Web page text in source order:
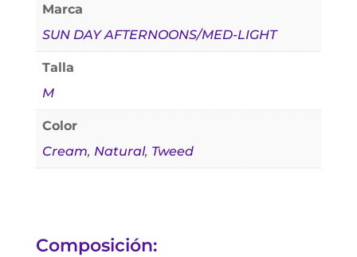
Marca
SUN DAY AFTERNOONS/MED-LIGHT
Talla
M
Color
Cream, Natural, Tweed
Composición: